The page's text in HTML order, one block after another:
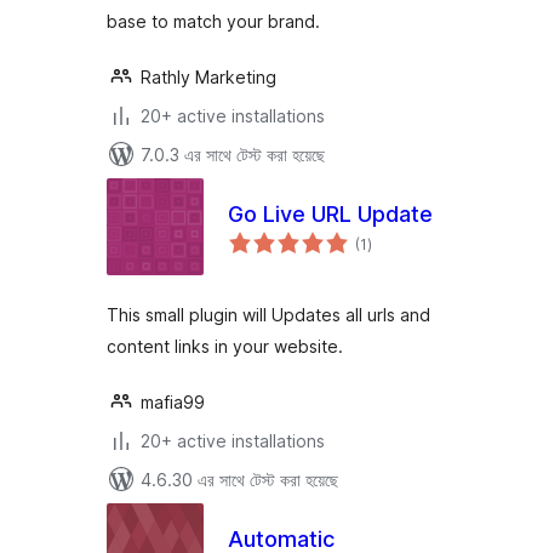
base to match your brand.
Rathly Marketing
20+ active installations
7.0.3 এর সাথে টেস্ট করা হয়েছে
Go Live URL Update
(1total
ratings
)
This small plugin will Updates all urls and
content links in your website.
mafia99
20+ active installations
4.6.30 এর সাথে টেস্ট করা হয়েছে
Automatic